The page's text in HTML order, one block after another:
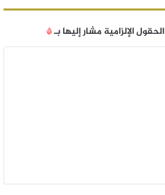
الحقول الإلزامية مشار إليها بـ*